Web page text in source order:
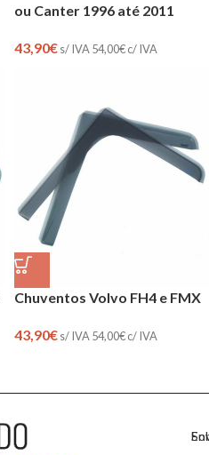
ou Canter 1996 até 2011
43,90€s/ IVA 54,00€c/ IVA
Chuventos Volvo FH4 e FMX
43,90€s/ IVA 54,00€c/ IVA